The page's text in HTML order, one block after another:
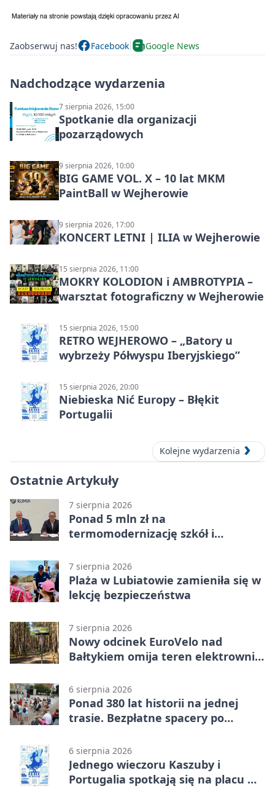
Zaobserwuj nas! Facebook Google News
Nadchodzące wydarzenia
7 sierpnia 2026, 15:00
Spotkanie dla organizacji
pozarządowych
9 sierpnia 2026, 10:00
BIG GAME VOL. X – 10 lat MKM
PaintBall w Wejherowie
9 sierpnia 2026, 17:00
KONCERT LETNI | ILIA w Wejherowie
15 sierpnia 2026, 11:00
MOKRY KOLODION i AMBROTYPIA –
warsztat fotograficzny w Wejherowie
15 sierpnia 2026, 15:00
RETRO WEJHEROWO – „Batory u
wybrzeży Półwyspu Iberyjskiego”
15 sierpnia 2026, 20:00
Niebieska Nić Europy – Błękit
Portugalii
Kolejne wydarzenia
Ostatnie Artykuły
7 sierpnia 2026
Ponad 5 mln zł na
termomodernizację szkół i
7 sierpnia 2026
Plaża w Lubiatowie zamieniła się w
lekcję bezpieczeństwa
7 sierpnia 2026
Nowy odcinek EuroVelo nad
Bałtykiem omija teren elektrowni
6 sierpnia 2026
Ponad 380 lat historii na jednej
trasie. Bezpłatne spacery po
6 sierpnia 2026
Jednego wieczoru Kaszuby i
Portugalia spotkają się na placu w